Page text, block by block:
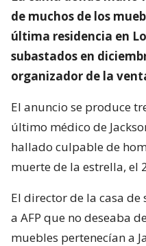
de muchos de los
última residencia en
subastados en
organizador de la
El anuncio se produce
último médico de
hallado culpable de
muerte de la estrella, el
El director de la casa
a AFP que no deseaba
muebles pertenecían a